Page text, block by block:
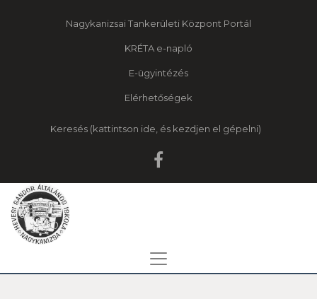
Nagykanizsai Tankerületi Központ Portál
KRÉTA e-napló
E-ügyintézés
Elérhetőségek
Keresés